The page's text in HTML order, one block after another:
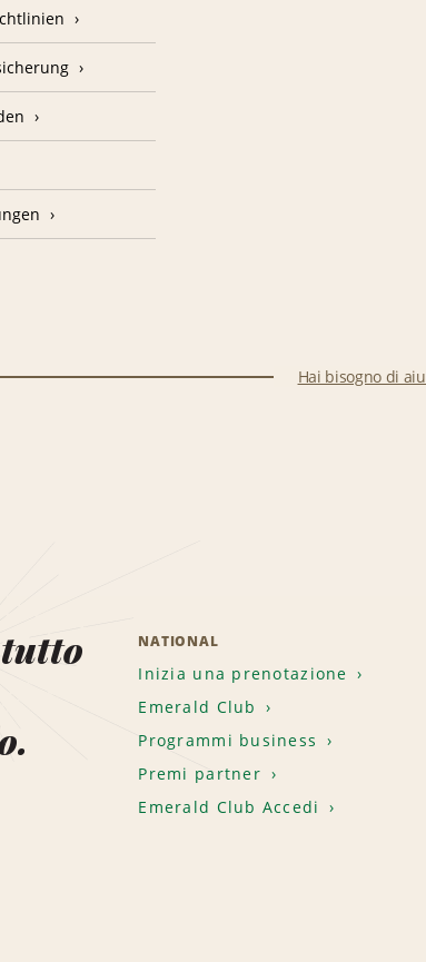
Hai bisogno di
NATIONAL
Inizia una prenotazione
Emerald Club
Programmi business
Premi partner
Emerald Club Accedi